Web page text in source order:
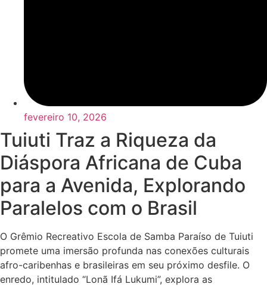
fevereiro 10, 2026
Tuiuti Traz a Riqueza da
Diáspora Africana de Cuba
para a Avenida, Explorando
Paralelos com o Brasil
O Grêmio Recreativo Escola de Samba Paraíso de Tuiuti
promete uma imersão profunda nas conexões culturais
afro-caribenhas e brasileiras em seu próximo desfile. O
enredo, intitulado “Lonã Ifá Lukumi”, explora as